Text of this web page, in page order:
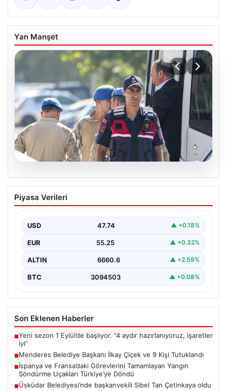
Yan Manşet
Menderes Belediye Başkanı İlkay Çiçek
ve 9 Kişi Tutuklandı
Çiçek’in de aralarında bulunduğu isimlere yönelik
yürütülen kapsamlı…
Piyasa Verileri
USD 47.74 ▲ +0.18%
EUR 55.25 ▲ +0.32%
ALTIN 6660.6 ▲ +2.59%
BTC 3094503 ▲ +0.08%
Son Eklenen Haberler
■Yeni sezon 1 Eylül’de başlıyor. “4 aydır hazırlanıyoruz, işaretler
iyi”
■Menderes Belediye Başkanı İlkay Çiçek ve 9 Kişi Tutuklandı
■İspanya ve Fransa’daki Görevlerini Tamamlayan Yangın
Söndürme Uçakları Türkiye’ye Döndü
■Üsküdar Belediyesi’nde başkanvekili Sibel Tan Çetinkaya oldu